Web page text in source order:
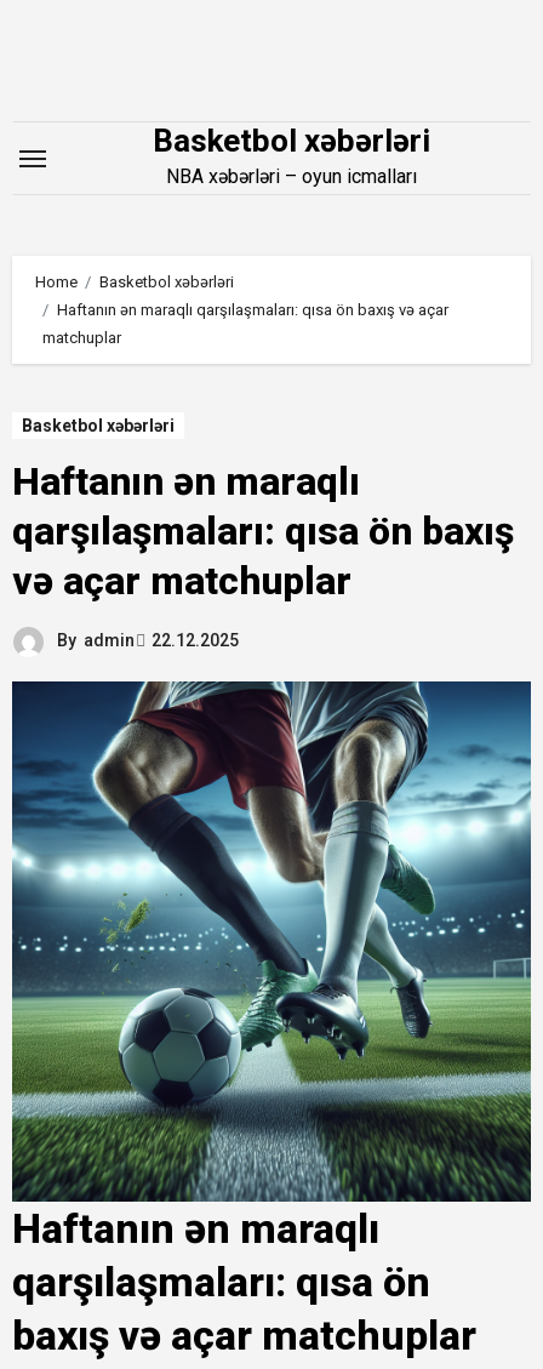
Basketbol xəbərləri
NBA xəbərləri – oyun icmalları
Home
Basketbol xəbərləri
Haftanın ən maraqlı qarşılaşmaları: qısa ön baxış və açar
matchuplar
Basketbol xəbərləri
Haftanın ən maraqlı
qarşılaşmaları: qısa ön baxış
və açar matchuplar
By admin 22.12.2025
Haftanın ən maraqlı
qarşılaşmaları: qısa ön
baxış və açar matchuplar